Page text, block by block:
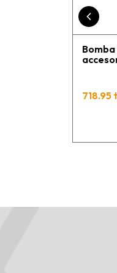
718.95